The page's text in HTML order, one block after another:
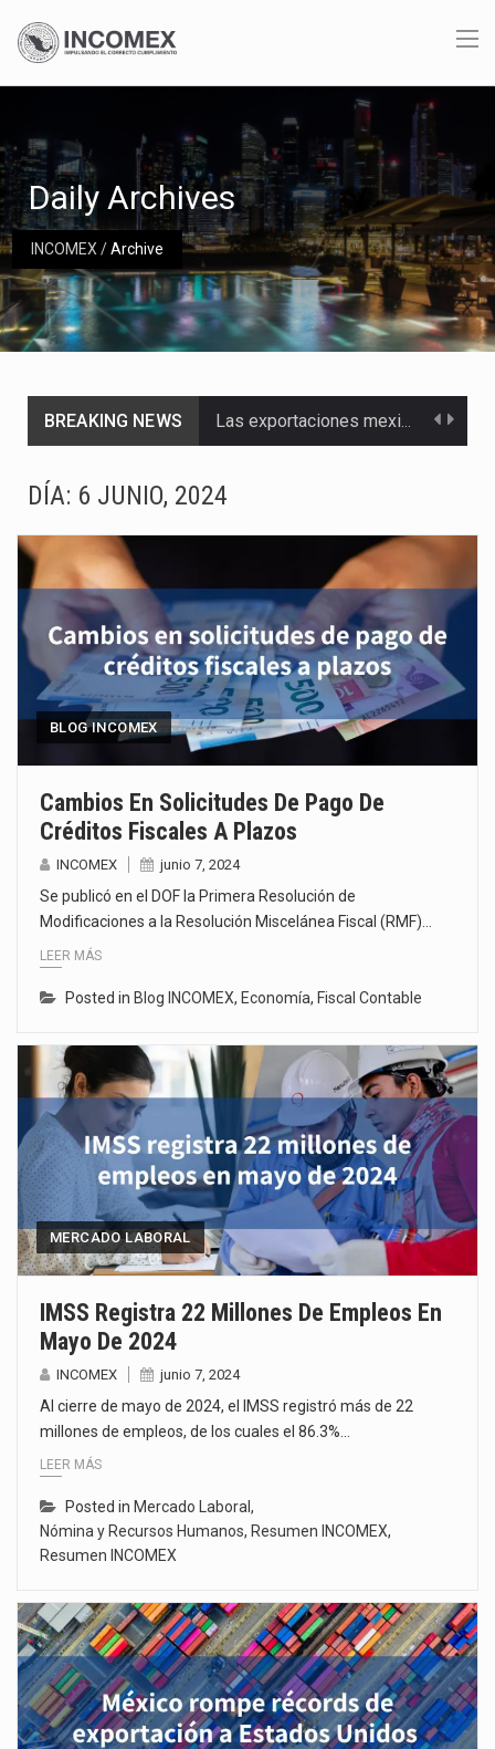
INCOMEX/Archive
Daily Archives
BREAKING NEWS Las exportaciones mexicanas de vehículos ligeros disminuyeron 9.67 % en julio a tasa anual, alcanzando…
Ante la suspensión temporal de las inspecciones sanitarias del Departamento de Agricultura de Estados Unidos…
DÍA: 6 JUNIO, 2024
BLOG INCOMEX
Cambios En Solicitudes De Pago De
Créditos Fiscales A Plazos
INCOMEX junio 7, 2024
Se publicó en el DOF la Primera Resolución de
Modificaciones a la Resolución Miscelánea Fiscal (RMF)…
LEER MÁS
Posted in Blog INCOMEX, Economía, Fiscal Contable
MERCADO LABORAL
IMSS Registra 22 Millones De Empleos En
Mayo De 2024
INCOMEX junio 7, 2024
Al cierre de mayo de 2024, el IMSS registró más de 22
millones de empleos, de los cuales el 86.3%…
LEER MÁS
Posted in Mercado Laboral ,
Nómina y Recursos Humanos, Resumen INCOMEX,
Resumen INCOMEX